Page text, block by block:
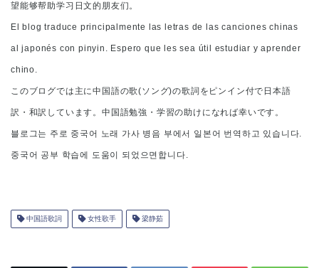
望能够帮助学习日文的朋友们。
El blog traduce principalmente las letras de las canciones chinas
al japonés con pinyin. Espero que les sea útil estudiar y aprender
chino.
このブログでは主に中国語の歌(ソング)の歌詞をピンイン付で日本語
訳・和訳しています。中国語勉強・学習の助けになれば幸いです。
블로그는 주로 중국어 노래 가사 병음 부에서 일본어 번역하고 있습니다.
중국어 공부 학습에 도움이 되었으면합니다.
中国語歌詞 女性歌手 梁静茹